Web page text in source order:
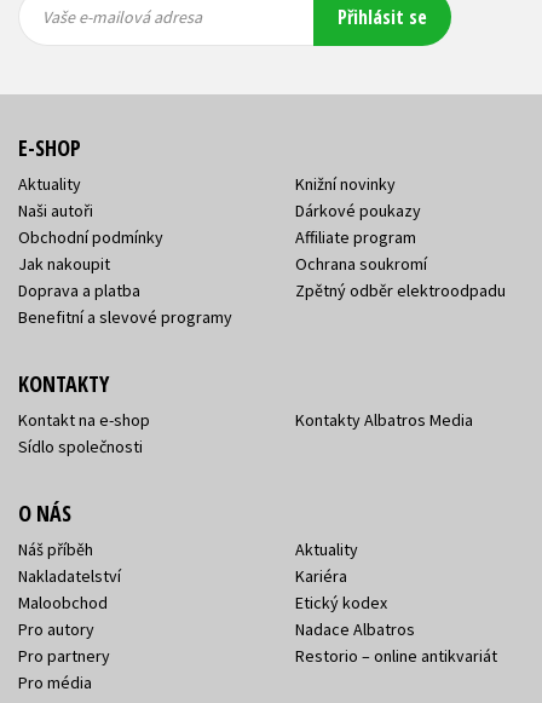
mailová
mailová
Vaše e-mailová adresa Přihlásit se
E-SHOP
Aktuality
Naši autoři
Obchodní podmínky
Jak nakoupit
Doprava a platba
Benefitní a slevové programy
Knižní novinky
Dárkové poukazy
Affiliate program
Ochrana soukromí
Zpětný odběr elektroodpadu
KONTAKTY
Kontakt na e-shop
Sídlo společnosti
Kontakty Albatros Media
O NÁS
Náš příběh
Nakladatelství
Maloobchod
Pro autory
Pro partnery
Pro média
Aktuality
Kariéra
Etický kodex
Nadace Albatros
Restorio – online antikvariát